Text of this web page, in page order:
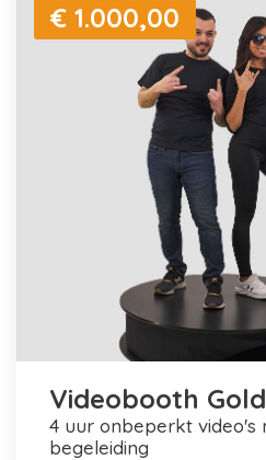
€ 1.000,00
Videobooth Gold
4 uur onbeperkt video's maken + personele
begeleiding